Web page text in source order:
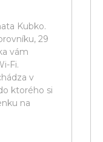
Kubko.
29
vám
Fi.
v
ktorého si
na